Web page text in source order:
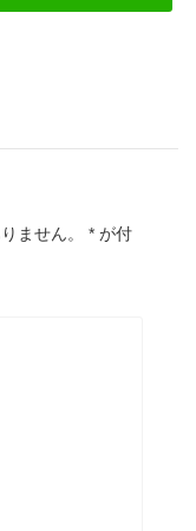
ません。 * が付